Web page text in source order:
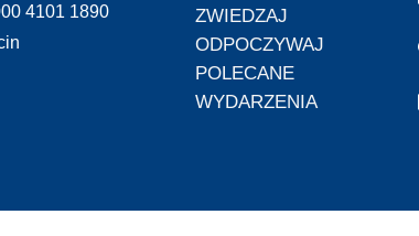
4101 1890
ZWIEDZAJ
ODPOCZYWAJ
POLECANE
WYDARZENIA